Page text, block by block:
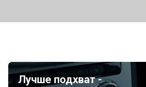
Лучше подхват -